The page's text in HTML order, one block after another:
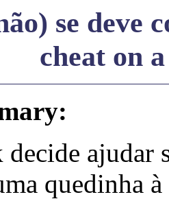
se deve
cheat on
ajudar
quedinha